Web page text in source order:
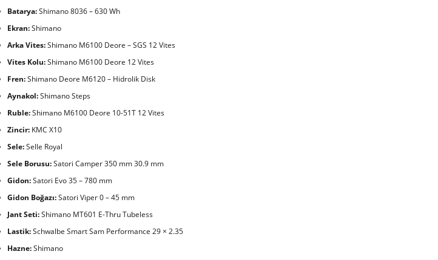
Batarya:Shimano 8036 – 630 Wh
Ekran:Shimano
Arka Vites:Shimano M6100 Deore – SGS 12 Vites
Vites Kolu:Shimano M6100 Deore 12 Vites
Fren:Shimano Deore M6120 – Hidrolik Disk
Aynakol:Shimano Steps
Ruble:Shimano M6100 Deore 10-51T 12 Vites
Zincir: KMC X10
Sele:Selle Royal
Sele Borusu:Satori Camper 350 mm 30.9 mm
Gidon:Satori Evo 35 – 780 mm
Gidon Boğazı:Satori Viper 0 – 45 mm
Jant Seti:Shimano MT601 E-Thru Tubeless
Lastik:Schwalbe Smart Sam Performance 29 × 2.35
Hazne:Shimano